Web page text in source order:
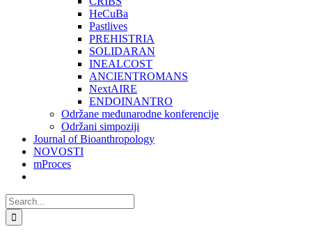
HeCuBa
Pastlives
PREHISTRIA
SOLIDARAN
INEALCOST
ANCIENTROMANS
NextAIRE
ENDOINANTRO
Održane međunarodne konferencije
Održani simpoziji
Journal of Bioanthropology
NOVOSTI
mProces
Search
for: